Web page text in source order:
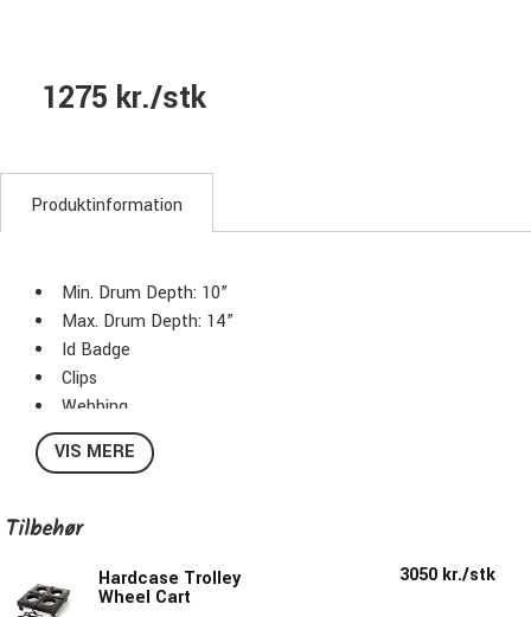
1275 kr./stk
Produktinformation
Min. Drum Depth: 10”
Max. Drum Depth: 14”
Id Badge
Clips
Webbing
Belt Ends
Carry Handle
Foam Pads Protection
VIS MERE
Tilbehør
Hardcase Trolley
Wheel Cart
3050 kr./stk